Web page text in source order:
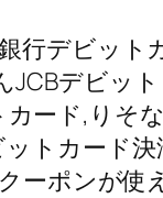
行デビッ
デビッ
ード,りそ
トカード
ーポンが使